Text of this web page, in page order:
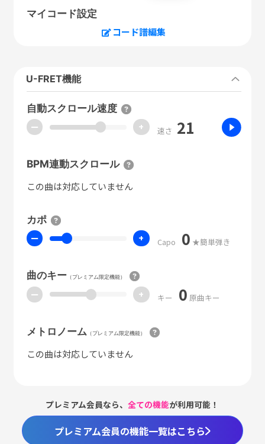
マイコード設定
コード譜編集
U-FRET機能
自動スクロール速度
ー + 速さ 21
BPM連動スクロール
この曲は対応していません
カポ
ー + Capo 0 ★簡単弾き
曲のキー（プレミアム限定機能）
ー + キー 0 原曲キー
メトロノーム （プレミアム限定機能）
この曲は対応していません
プレミアム会員なら、全ての機能が利用可能！
プレミアム会員の機能一覧はこちら